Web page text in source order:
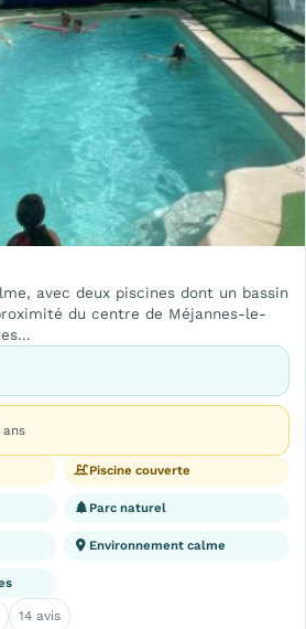
avec deux piscines dont un bassin
du centre de Méjannes-le-
ans
Piscine couverte
Parc naturel
Environnement calme
14 avis